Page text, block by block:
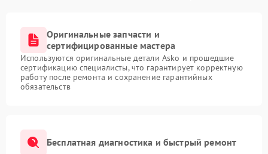
Оригинальные запчасти и
сертифицированные мастера
Используются оригинальные детали Asko и прошедшие
сертификацию специалисты, что гарантирует корректную
работу после ремонта и сохранение гарантийных
обязательств
Бесплатная диагностика и быстрый ремонт